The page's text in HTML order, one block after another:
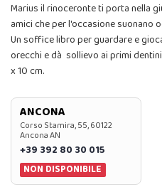
Marius il rinoceronte ti porta nella
amici che per l'occasione suonano
Un soffice libro per guardare e
orecchi e dà sollievo ai primi
x 10 cm.
ANCONA
Corso Stamira, 55, 60122
Ancona AN
+39 392 80 30 015
NON DISPONIBILE